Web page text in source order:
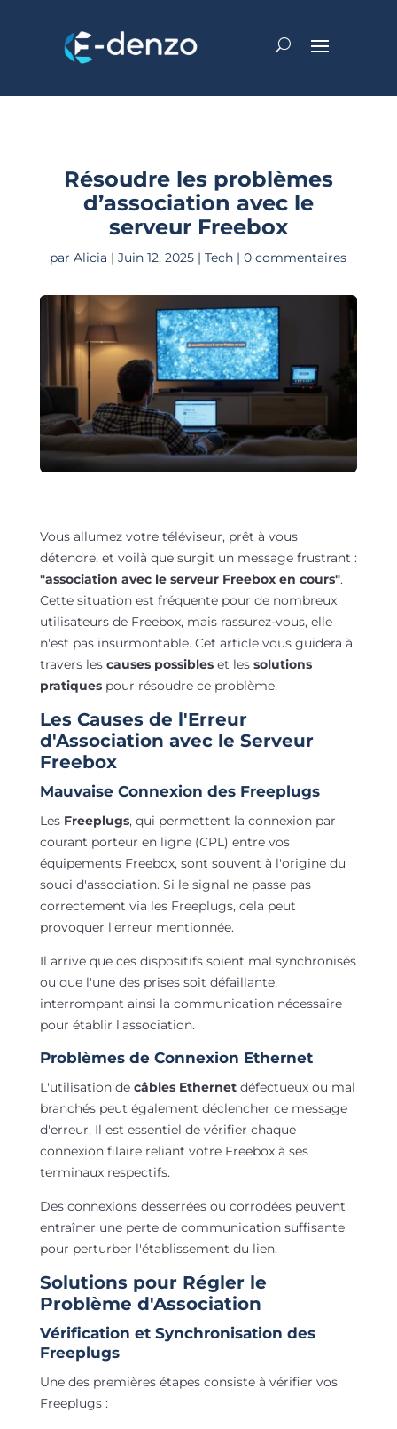
Résoudre les problèmes
d’association avec le
serveur Freebox
parAlicia |Juin 12, 2025 |Tech |0 commentaires
Vous allumez votre téléviseur, prêt à vous
détendre, et voilà que surgit un message frustrant :
"association avec le serveur Freebox en cours".
Cette situation est fréquente pour de nombreux
utilisateurs de Freebox, mais rassurez-vous, elle
n'est pas insurmontable. Cet article vous guidera à
travers les causes possibleset les solutions
pratiquespour résoudre ce problème.
Les Causes de l'Erreur
d'Association avec le Serveur
Freebox
Mauvaise Connexion des Freeplugs
Les Freeplugs, qui permettent la connexion par
courant porteur en ligne (CPL) entre vos
équipements Freebox, sont souvent à l'origine du
souci d'association. Si le signal ne passe pas
correctement via les Freeplugs, cela peut
provoquer l'erreur mentionnée.
Il arrive que ces dispositifs soient mal synchronisés
ou que l'une des prises soit défaillante,
interrompant ainsi la communication nécessaire
pour établir l'association.
Problèmes de Connexion Ethernet
L'utilisation de câbles Ethernetdéfectueux ou mal
branchés peut également déclencher ce message
d'erreur. Il est essentiel de vérifier chaque
connexion filaire reliant votre Freebox à ses
terminaux respectifs.
Des connexions desserrées ou corrodées peuvent
entraîner une perte de communication suffisante
pour perturber l'établissement du lien.
Solutions pour Régler le
Problème d'Association
Vérification et Synchronisation des
Freeplugs
Une des premières étapes consiste à vérifier vos
Freeplugs :